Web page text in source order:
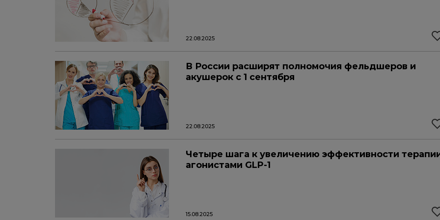
22.08.2025
В России расширят полномочия фельдшеров и
акушерок с 1 сентября
22.08.2025
Четыре шага к увеличению эффективности
агонистами GLP-1
15.08.2025